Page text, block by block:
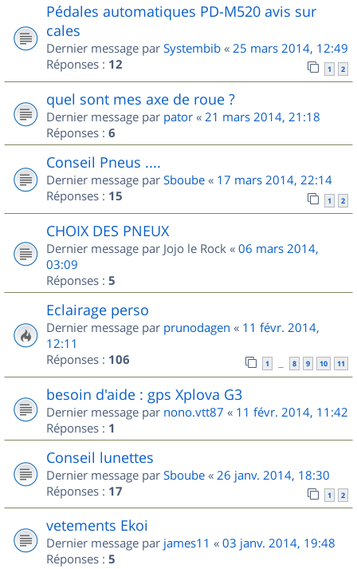
Pédales automatiques PD-M520 avis sur
cales
Dernier message par Systembib « 25 mars 2014, 12:49
Réponses : 12 1 2
quel sont mes axe de roue ?
Dernier message par pator « 21 mars 2014, 21:18
Réponses : 6
Conseil Pneus ....
Dernier message par Sboube « 17 mars 2014, 22:14
Réponses : 15 1 2
CHOIX DES PNEUX
Dernier message par Jojo le Rock « 06 mars 2014,
03:09
Réponses : 5
Eclairage perso
Dernier message par prunodagen « 11 févr. 2014,
12:11
Réponses : 106 1 … 8 9 10 11
besoin d'aide : gps Xplova G3
Dernier message par nono.vtt87 « 11 févr. 2014, 11:42
Réponses : 1
Conseil lunettes
Dernier message par Sboube « 26 janv. 2014, 18:30
Réponses : 17 1 2
vetements Ekoi
Dernier message par james11 « 03 janv. 2014, 19:48
Réponses : 5